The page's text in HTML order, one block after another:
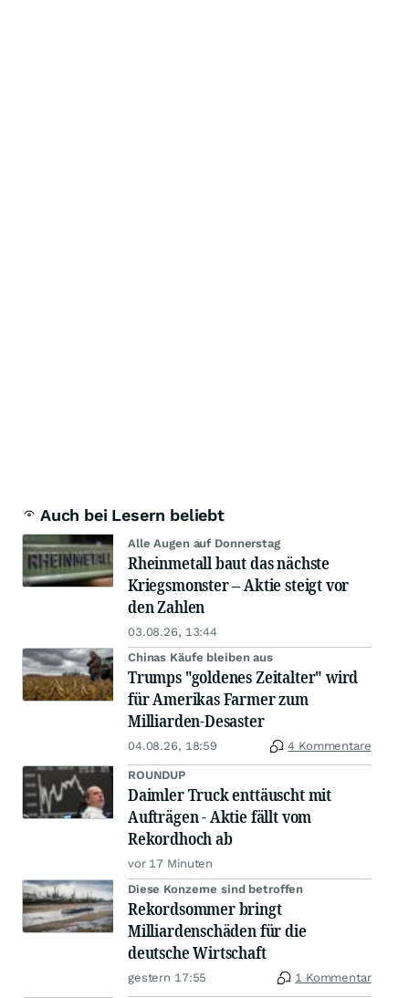
Auch bei Lesern beliebt
Alle Augen auf Donnerstag
Rheinmetall baut das nächste
Kriegsmonster – Aktie steigt vor
den Zahlen
03.08.26, 13:44
Chinas Käufe bleiben aus
Trumps "goldenes Zeitalter" wird
für Amerikas Farmer zum
Milliarden-Desaster
04.08.26, 18:59 4 Kommentare
ROUNDUP
Daimler Truck enttäuscht mit
Aufträgen - Aktie fällt vom
Rekordhoch ab
vor 17 Minuten
Diese Konzerne sind betroffen
Rekordsommer bringt
Milliardenschäden für die
deutsche Wirtschaft
gestern 17:55 1 Kommentar